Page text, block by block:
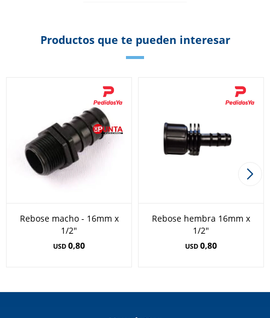
Productos que te pueden interesar
Rebose macho - 16mm x
1/2"
USD 0,80
Rebose hembra 16mm x
1/2"
USD 0,80